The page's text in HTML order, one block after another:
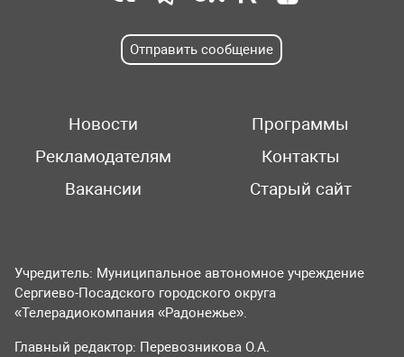
Отправить сообщение
Новости
Программы
Рекламодателям
Контакты
Вакансии
Старый сайт
Учредитель: Муниципальное автономное учреждение
Сергиево-Посадского городского округа
«Телерадиокомпания «Радонежье».
Главный редактор: Перевозникова О.А.